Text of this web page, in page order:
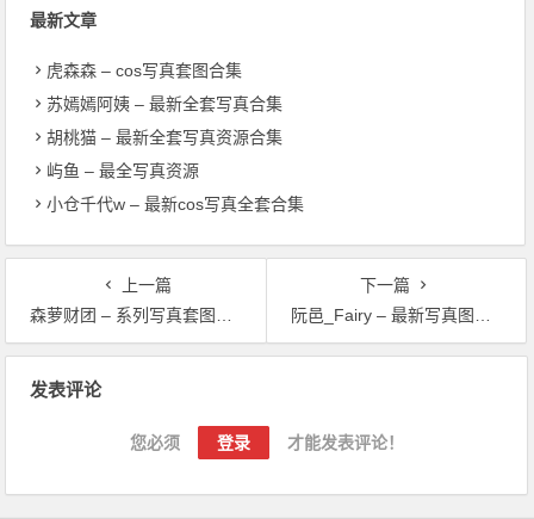
最新文章
虎森森 – cos写真套图合集
苏嫣嫣阿姨 – 最新全套写真合集
胡桃猫 – 最新全套写真资源合集
屿鱼 – 最全写真资源
小仓千代w – 最新cos写真全套合集
上一篇
森萝财团 – 系列写真套图合集
下一篇
阮邑_Fairy – 最新写真图包资源
发表评论
您必须 登录 才能发表评论！